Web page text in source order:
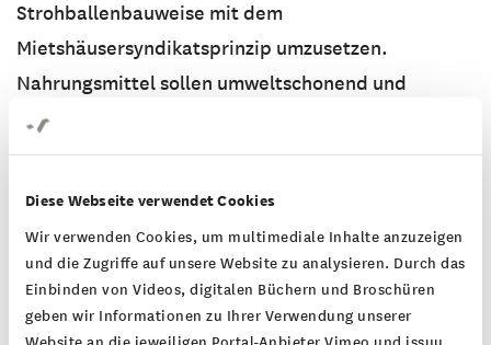
Diese Webseite verwendet Cookies
Wir verwenden Cookies, um multimediale Inhalte anzuzeigen
und die Zugriffe auf unsere Website zu analysieren. Durch das
Einbinden von Videos, digitalen Büchern und Broschüren
geben wir Informationen zu Ihrer Verwendung unserer
Website an die jeweiligen Portal-Anbieter Vimeo und issuu
Strohballenbauweise mit dem
Mietshäusersyndikatsprinzip umzusetzen.
Nahrungsmittel sollen umweltschonend und
regenerativ in einem Agroforst gepflanzt werden.
Artenschutz und Wissenstransfer spielen dabei
„Die Herausforderungen durch den Klimawandel
sind immens. Doch im kleinen lokalen Rahmen
lassen sich praktische Lösungen finden, umsetzen